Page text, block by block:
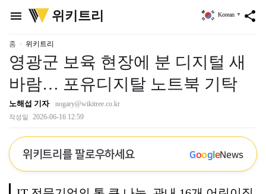
menu
위
키
리
위키트리 share
Korean ▼
홈 위키트리
영광군 보육 현장에 분 디지털 새
바람… 포유디지탈 노트북 기탁
노해섭 기자 nogary@wikitree.co.kr
작성일 2026-06-16 12:59
위키트리를 팔로우하세요 GoogleNews